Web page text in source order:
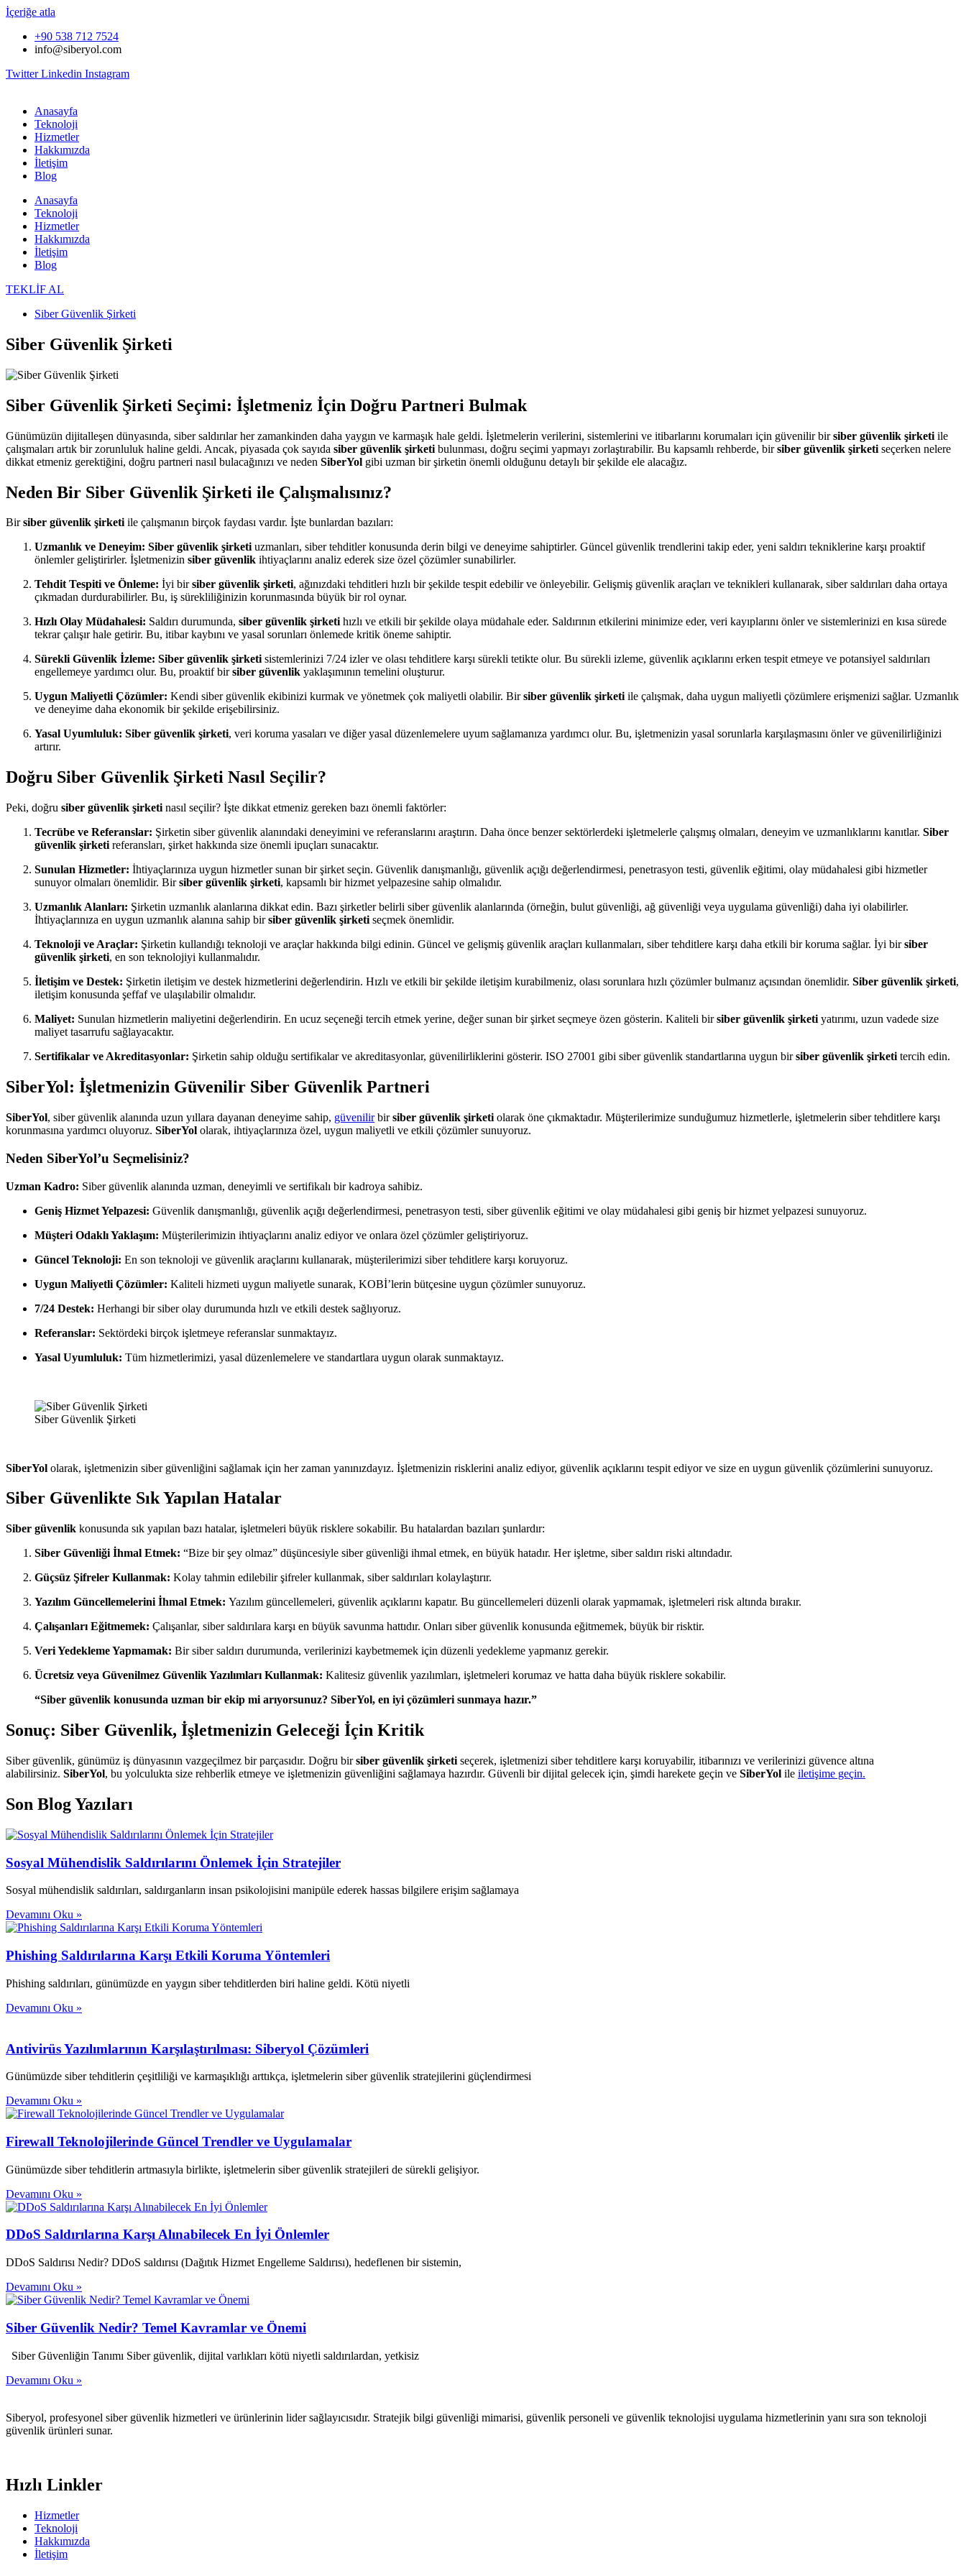
İçeriğe atla
+90 538 712 7524
info@siberyol.com
Twitter Linkedin Instagram
Anasayfa
Teknoloji
Hizmetler
Hakkımızda
İletişim
Blog
Anasayfa
Teknoloji
Hizmetler
Hakkımızda
İletişim
Blog
TEKLİF AL
Siber Güvenlik Şirketi
Siber Güvenlik Şirketi
Siber Güvenlik Şirketi Seçimi: İşletmeniz İçin Doğru Partneri Bulmak
Günümüzün dijitalleşen dünyasında, siber saldırılar her zamankinden daha yaygın ve karmaşık hale geldi. İşletmelerin verilerini, sistemlerini ve itibarlarını korumaları için güvenilir birsiber güvenlik şirketi ile
çalışmaları artık bir zorunluluk haline geldi. Ancak, piyasada çok sayıda siber güvenlik şirketi bulunması, doğru seçimi yapmayı zorlaştırabilir. Bu kapsamlı rehberde, birsiber güvenlik şirketi seçerken nelere
dikkat etmeniz gerektiğini, doğru partneri nasıl bulacağınızı ve neden SiberYol gibi uzman bir şirketin önemli olduğunu detaylı bir şekilde ele alacağız.
Neden Bir Siber Güvenlik Şirketi ile Çalışmalısınız?
Birsiber güvenlik şirketiile çalışmanın birçok faydası vardır. İşte bunlardan bazıları:
Uzmanlık ve Deneyim: Siber güvenlik şirketiuzmanları, siber tehditler konusunda derin bilgi ve deneyime sahiptirler. Güncel güvenlik trendlerini takip eder, yeni saldırı tekniklerine karşı proaktif
önlemler geliştirirler. İşletmenizin siber güvenlik ihtiyaçlarını analiz ederek size özel çözümler sunabilirler.
Tehdit Tespiti ve Önleme: İyi birsiber güvenlik şirketi, ağınızdaki tehditleri hızlı bir şekilde tespit edebilir ve önleyebilir. Gelişmiş güvenlik araçları ve teknikleri kullanarak, siber saldırıları daha ortaya
çıkmadan durdurabilirler. Bu, iş sürekliliğinizin korunmasında büyük bir rol oynar.
Hızlı Olay Müdahalesi: Saldırı durumunda, siber güvenlik şirketihızlı ve etkili bir şekilde olaya müdahale eder. Saldırının etkilerini minimize eder, veri kayıplarını önler ve sistemlerinizi en kısa sürede
tekrar çalışır hale getirir. Bu, itibar kaybını ve yasal sorunları önlemede kritik öneme sahiptir.
Sürekli Güvenlik İzleme: Siber güvenlik şirketisistemlerinizi 7/24 izler ve olası tehditlere karşı sürekli tetikte olur. Bu sürekli izleme, güvenlik açıklarını erken tespit etmeye ve potansiyel saldırıları
engellemeye yardımcı olur. Bu, proaktif birsiber güvenlik yaklaşımının temelini oluşturur.
Uygun Maliyetli Çözümler: Kendi siber güvenlik ekibinizi kurmak ve yönetmek çok maliyetli olabilir. Birsiber güvenlik şirketiile çalışmak, daha uygun maliyetli çözümlere erişmenizi sağlar. Uzmanlık
ve deneyime daha ekonomik bir şekilde erişebilirsiniz.
Yasal Uyumluluk: Siber güvenlik şirketi, veri koruma yasaları ve diğer yasal düzenlemelere uyum sağlamanıza yardımcı olur. Bu, işletmenizin yasal sorunlarla karşılaşmasını önler ve güvenilirliğinizi
artırır.
Doğru Siber Güvenlik Şirketi Nasıl Seçilir?
Peki, doğru siber güvenlik şirketi nasıl seçilir? İşte dikkat etmeniz gereken bazı önemli faktörler:
Tecrübe ve Referanslar: Şirketin siber güvenlik alanındaki deneyimini ve referanslarını araştırın. Daha önce benzer sektörlerdeki işletmelerle çalışmış olmaları, deneyim ve uzmanlıklarını kanıtlar. Siber
güvenlik şirketi referansları, şirket hakkında size önemli ipuçları sunacaktır.
Sunulan Hizmetler: İhtiyaçlarınıza uygun hizmetler sunan bir şirket seçin. Güvenlik danışmanlığı, güvenlik açığı değerlendirmesi, penetrasyon testi, güvenlik eğitimi, olay müdahalesi gibi hizmetler
sunuyor olmaları önemlidir. Birsiber güvenlik şirketi, kapsamlı bir hizmet yelpazesine sahip olmalıdır.
Uzmanlık Alanları: Şirketin uzmanlık alanlarına dikkat edin. Bazı şirketler belirli siber güvenlik alanlarında (örneğin, bulut güvenliği, ağ güvenliği veya uygulama güvenliği) daha iyi olabilirler.
İhtiyaçlarınıza en uygun uzmanlık alanına sahip birsiber güvenlik şirketi seçmek önemlidir.
Teknoloji ve Araçlar: Şirketin kullandığı teknoloji ve araçlar hakkında bilgi edinin. Güncel ve gelişmiş güvenlik araçları kullanmaları, siber tehditlere karşı daha etkili bir koruma sağlar. İyi birsiber
güvenlik şirketi, en son teknolojiyi kullanmalıdır.
İletişim ve Destek: Şirketin iletişim ve destek hizmetlerini değerlendirin. Hızlı ve etkili bir şekilde iletişim kurabilmeniz, olası sorunlara hızlı çözümler bulmanız açısından önemlidir. Siber güvenlik şirketi,
iletişim konusunda şeffaf ve ulaşılabilir olmalıdır.
Maliyet: Sunulan hizmetlerin maliyetini değerlendirin. En ucuz seçeneği tercih etmek yerine, değer sunan bir şirket seçmeye özen gösterin. Kaliteli birsiber güvenlik şirketi yatırımı, uzun vadede size
maliyet tasarrufu sağlayacaktır.
Sertifikalar ve Akreditasyonlar: Şirketin sahip olduğu sertifikalar ve akreditasyonlar, güvenilirliklerini gösterir. ISO 27001 gibi siber güvenlik standartlarına uygun birsiber güvenlik şirketi tercih edin.
SiberYol: İşletmenizin Güvenilir Siber Güvenlik Partneri
SiberYol, siber güvenlik alanında uzun yıllara dayanan deneyime sahip, güvenilirbirsiber güvenlik şirketi olarak öne çıkmaktadır. Müşterilerimize sunduğumuz hizmetlerle, işletmelerin siber tehditlere karşı
korunmasına yardımcı oluyoruz. SiberYol olarak, ihtiyaçlarınıza özel, uygun maliyetli ve etkili çözümler sunuyoruz.
Neden SiberYol’u Seçmelisiniz?
Uzman Kadro: Siber güvenlik alanında uzman, deneyimli ve sertifikalı bir kadroya sahibiz.
Geniş Hizmet Yelpazesi: Güvenlik danışmanlığı, güvenlik açığı değerlendirmesi, penetrasyon testi, siber güvenlik eğitimi ve olay müdahalesi gibi geniş bir hizmet yelpazesi sunuyoruz.
Müşteri Odaklı Yaklaşım: Müşterilerimizin ihtiyaçlarını analiz ediyor ve onlara özel çözümler geliştiriyoruz.
Güncel Teknoloji: En son teknoloji ve güvenlik araçlarını kullanarak, müşterilerimizi siber tehditlere karşı koruyoruz.
Uygun Maliyetli Çözümler: Kaliteli hizmeti uygun maliyetle sunarak, KOBİ’lerin bütçesine uygun çözümler sunuyoruz.
7/24 Destek: Herhangi bir siber olay durumunda hızlı ve etkili destek sağlıyoruz.
Referanslar: Sektördeki birçok işletmeye referanslar sunmaktayız.
Yasal Uyumluluk: Tüm hizmetlerimizi, yasal düzenlemelere ve standartlara uygun olarak sunmaktayız.
Siber Güvenlik Şirketi
SiberYol olarak, işletmenizin siber güvenliğini sağlamak için her zaman yanınızdayız. İşletmenizin risklerini analiz ediyor, güvenlik açıklarını tespit ediyor ve size en uygun güvenlik çözümlerini sunuyoruz.
Siber Güvenlikte Sık Yapılan Hatalar
Siber güvenlik konusunda sık yapılan bazı hatalar, işletmeleri büyük risklere sokabilir. Bu hatalardan bazıları şunlardır:
Siber Güvenliği İhmal Etmek: “Bize bir şey olmaz” düşüncesiyle siber güvenliği ihmal etmek, en büyük hatadır. Her işletme, siber saldırı riski altındadır.
Güçsüz Şifreler Kullanmak: Kolay tahmin edilebilir şifreler kullanmak, siber saldırıları kolaylaştırır.
Yazılım Güncellemelerini İhmal Etmek: Yazılım güncellemeleri, güvenlik açıklarını kapatır. Bu güncellemeleri düzenli olarak yapmamak, işletmeleri risk altında bırakır.
Çalışanları Eğitmemek: Çalışanlar, siber saldırılara karşı en büyük savunma hattıdır. Onları siber güvenlik konusunda eğitmemek, büyük bir risktir.
Veri Yedekleme Yapmamak: Bir siber saldırı durumunda, verilerinizi kaybetmemek için düzenli yedekleme yapmanız gerekir.
Ücretsiz veya Güvenilmez Güvenlik Yazılımları Kullanmak: Kalitesiz güvenlik yazılımları, işletmeleri korumaz ve hatta daha büyük risklere sokabilir.
“Siber güvenlik konusunda uzman bir ekip mi arıyorsunuz? SiberYol, en iyi çözümleri sunmaya hazır.”
Sonuç: Siber Güvenlik, İşletmenizin Geleceği İçin Kritik
Siber güvenlik, günümüz iş dünyasının vazgeçilmez bir parçasıdır. Doğru birsiber güvenlik şirketi seçerek, işletmenizi siber tehditlere karşı koruyabilir, itibarınızı ve verilerinizi güvence altına
alabilirsiniz. SiberYol, bu yolculukta size rehberlik etmeye ve işletmenizin güvenliğini sağlamaya hazırdır. Güvenli bir dijital gelecek için, şimdi harekete geçin ve SiberYol ile iletişime geçin.
Son Blog Yazıları
Sosyal Mühendislik Saldırılarını Önlemek İçin Stratejiler
Sosyal mühendislik saldırıları, saldırganların insan psikolojisini manipüle ederek hassas bilgilere erişim sağlamaya
Devamını Oku »
Phishing Saldırılarına Karşı Etkili Koruma Yöntemleri
Phishing saldırıları, günümüzde en yaygın siber tehditlerden biri haline geldi. Kötü niyetli
Devamını Oku »
Antivirüs Yazılımlarının Karşılaştırılması: Siberyol Çözümleri
Günümüzde siber tehditlerin çeşitliliği ve karmaşıklığı arttıkça, işletmelerin siber güvenlik stratejilerini güçlendirmesi
Devamını Oku »
Firewall Teknolojilerinde Güncel Trendler ve Uygulamalar
Günümüzde siber tehditlerin artmasıyla birlikte, işletmelerin siber güvenlik stratejileri de sürekli gelişiyor.
Devamını Oku »
DDoS Saldırılarına Karşı Alınabilecek En İyi Önlemler
DDoS Saldırısı Nedir? DDoS saldırısı (Dağıtık Hizmet Engelleme Saldırısı), hedeflenen bir sistemin,
Devamını Oku »
Siber Güvenlik Nedir? Temel Kavramlar ve Önemi
Siber Güvenliğin Tanımı Siber güvenlik, dijital varlıkları kötü niyetli saldırılardan, yetkisiz
Devamını Oku »
Siberyol, profesyonel siber güvenlik hizmetleri ve ürünlerinin lider sağlayıcısıdır. Stratejik bilgi güvenliği mimarisi, güvenlik personeli ve güvenlik teknolojisi uygulama hizmetlerinin yanı sıra son teknoloji
güvenlik ürünleri sunar.
Hızlı Linkler
Hizmetler
Teknoloji
Hakkımızda
İletişim